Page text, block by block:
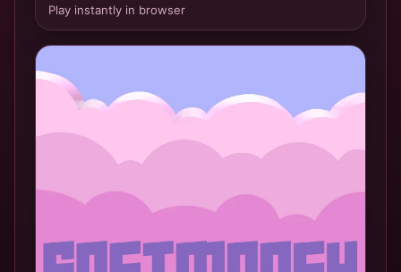
Play instantly in browser